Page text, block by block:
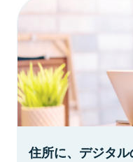
住所に、デジタル